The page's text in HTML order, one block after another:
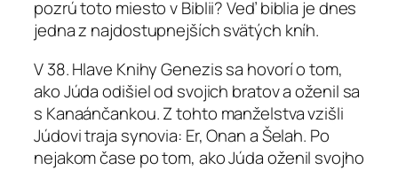
pozrú toto miesto v Biblii? Veď biblia je dnes
jedna z najdostupnejších svätých kníh.
V 38. Hlave Knihy Genezis sa hovorí o tom,
ako Júda odišiel od svojich bratov a oženil sa
s Kanaánčankou. Z tohto manželstva vzišli
Júdovi traja synovia: Er, Onan a Šelah. Po
nejakom čase po tom, ako Júda oženil svojho